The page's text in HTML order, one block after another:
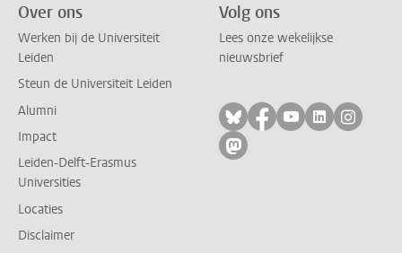
Over ons
Werken bij de Universiteit
Leiden
Steun de Universiteit Leiden
Alumni
Impact
Leiden-Delft-Erasmus
Universities
Locaties
Disclaimer
Volg ons
Lees onze wekelijkse
nieuwsbrief
Volg ons op bluesky
Volg ons op
Volg ons op
Volg ons
Volg
Volg ons op mastodon